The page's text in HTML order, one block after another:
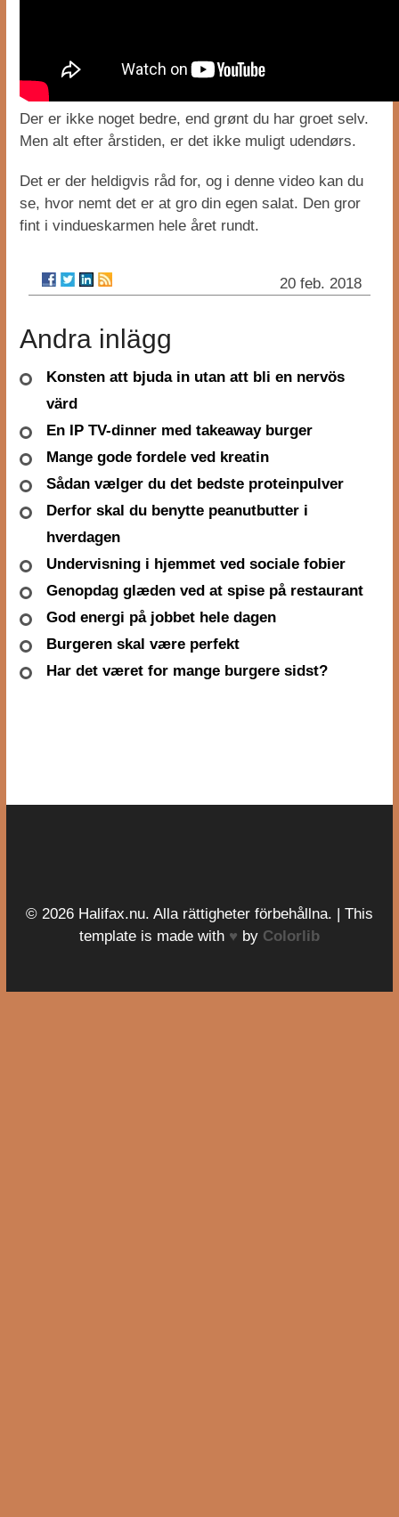
Der er ikke noget bedre, end grønt du har groet selv.
Men alt efter årstiden, er det ikke muligt udendørs.
Det er der heldigvis råd for, og i denne video kan du
se, hvor nemt det er at gro din egen salat. Den gror
fint i vindueskarmen hele året rundt.
20 feb. 2018
Andra inlägg
Konsten att bjuda in utan att bli en nervös
värd
En IP TV-dinner med takeaway burger
Mange gode fordele ved kreatin
Sådan vælger du det bedste proteinpulver
Derfor skal du benytte peanutbutter i
hverdagen
Undervisning i hjemmet ved sociale fobier
Genopdag glæden ved at spise på restaurant
God energi på jobbet hele dagen
Burgeren skal være perfekt
Har det været for mange burgere sidst?
© 2026 Halifax.nu. Alla rättigheter förbehållna. | This
template is made with ♥ by Colorlib